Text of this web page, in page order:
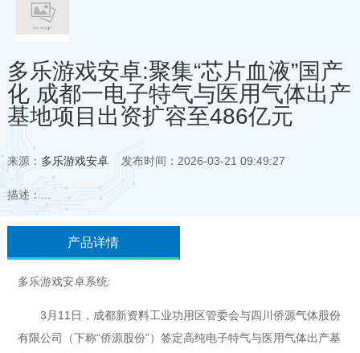
多乐游戏安卓:聚集“芯片血液”国产
化 成都一电子特气与医用气体出产
基地项目出资扩容至486亿元
来源： 多乐游戏安卓发布时间：2026-03-21 09:49:27
描述：...
产品详情
多乐游戏安卓系统:
3月11日，成都新资料工业功用区管委会与四川侨源气体股份
有限公司（下称“侨源股份”）签定高纯电子特气与医用气体出产基